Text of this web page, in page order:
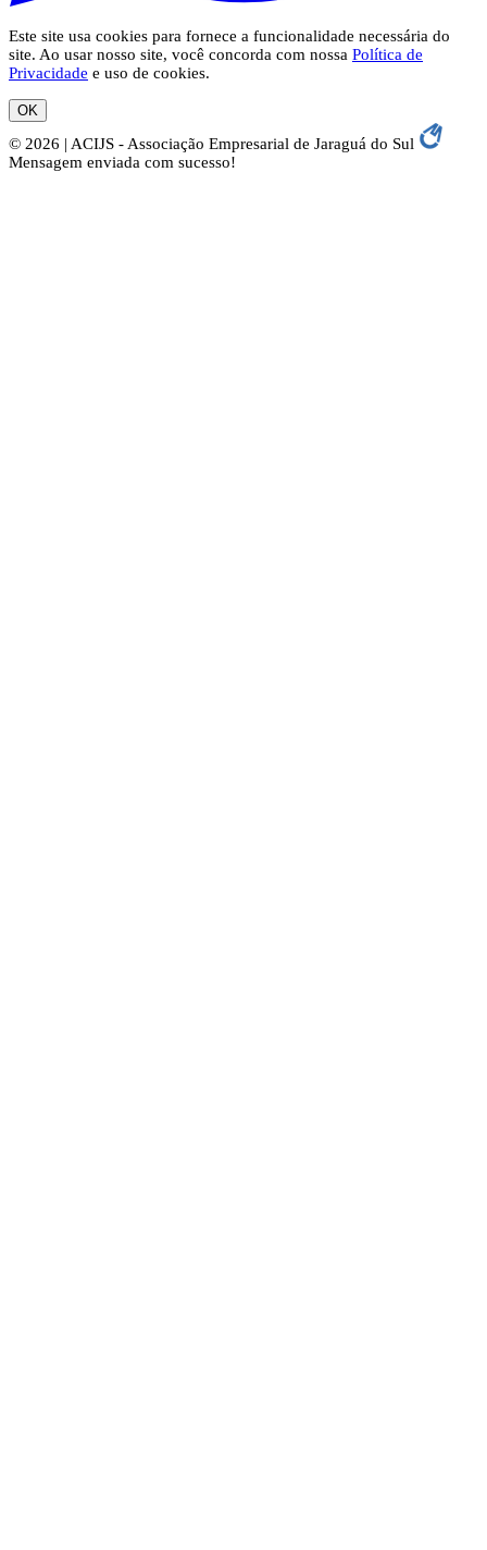
Este site usa cookies para fornece a funcionalidade necessária do
site. Ao usar nosso site, você concorda com nossa Política de
Privacidade e uso de cookies.
OK
© 2026 | ACIJS - Associação Empresarial de Jaraguá do Sul
Mensagem enviada com sucesso!